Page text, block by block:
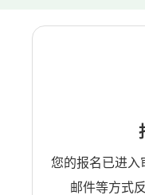
您的报名已进入
邮件等方式